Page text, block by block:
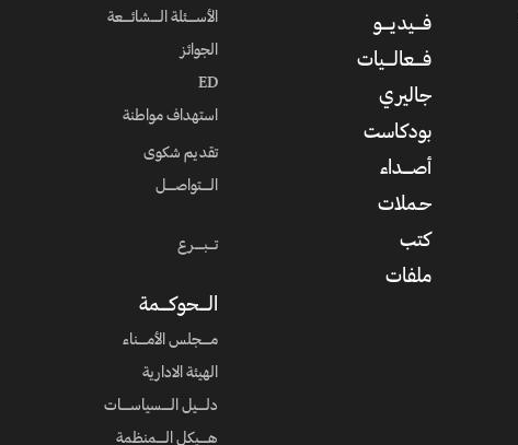
فــــيديــــو
فــــعالــــيات
جاليري
بودكاست
أصــــداء
حـملات
كتب
ملفات
الأســــئلة الــــشائــــعة
الجوائز
ED
استهداف مواطنة
تقديم شكوى
الــــتواصــــل
تـــبــــرع
الــــحوكــــمة
مــــجلس الأمــــناء
الهيئة الادارية
دلــــيل الــــسياســــات
هــــيكل الــــمنظمة